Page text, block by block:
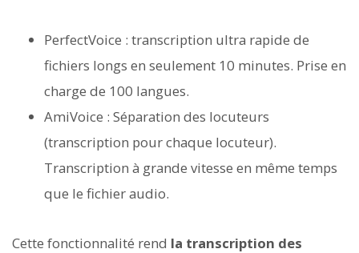
PerfectVoice : transcription ultra rapide de
fichiers longs en seulement 10 minutes. Prise en
charge de 100 langues.
AmiVoice : Séparation des locuteurs
(transcription pour chaque locuteur).
Transcription à grande vitesse en même temps
que le fichier audio.
Cette fonctionnalité rend la transcription des